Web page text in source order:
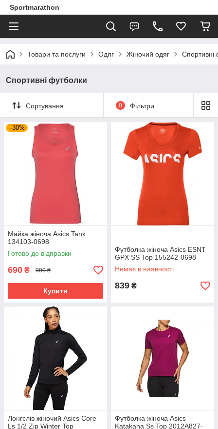
Sportmarathon
Товари та послуги Одяг Жіночий одяг Спортивні
Спортивні футболки
Сортування 0 Фільтри
–30%
Майка жіноча Asics Tank
134103-0698
Готово до відправки
690 ₴ 990 ₴
Купити
Футболка жіноча Asics ESNT
GPX SS Top 155242-0698
Немає в наявності
839 ₴
Лонгслів жіночий Asics Core
Ls 1/2 Zip Winter Top
Футболка жіноча Asics
Katakana Ss Top 2012A827-